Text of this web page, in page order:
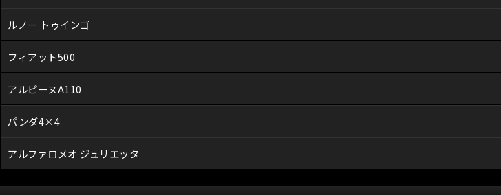
ルノー トゥインゴ
フィアット500
アルピーヌA110
パンダ4×4
アルファロメオ ジュリエッタ